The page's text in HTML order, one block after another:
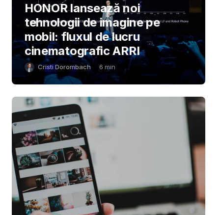
HONOR lansează noi
tehnologii de imagine pe
mobil: fluxul de lucru
cinematografic ARRI
Cristi Dorombach 6 min